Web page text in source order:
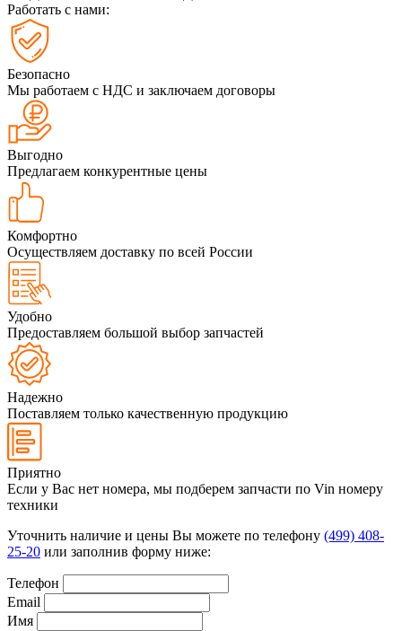
Работать с нами:
Безопасно
Мы работаем с НДС и заключаем договоры
Выгодно
Предлагаем конкурентные цены
Комфортно
Осуществляем доставку по всей России
Удобно
Предоставляем большой выбор запчастей
Надежно
Поставляем только качественную продукцию
Приятно
Если у Вас нет номера, мы подберем запчасти по Vin номеру
техники
Уточнить наличие и цены Вы можете по телефону (499) 408-
25-20 или заполнив форму ниже:
Телефон
Email
Имя